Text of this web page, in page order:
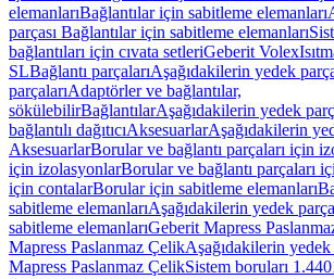
elemanlarıBağlantılar için sabitleme elemanları
parçası Bağlantılar için sabitleme elemanları
bağlantıları için cıvata setleriGeberit Volex
SLBağlantı parçalarıAşağıdakilerin yedek
parçalarıAdaptörler ve bağlantılar,
sökülebilirBağlantılarAşağıdakilerin yedek
bağlantılı dağıtıcıAksesuarlarAşağıdakilerin
AksesuarlarBorular ve bağlantı parçaları için
için izolasyonlarBorular ve bağlantı parçaları
için contalarBorular için sabitleme elemanları
sabitleme elemanlarıAşağıdakilerin yedek
sabitleme elemanlarıGeberit Mapress
Mapress Paslanmaz ÇelikAşağıdakilerin yedek
Mapress Paslanmaz ÇelikSistem boruları